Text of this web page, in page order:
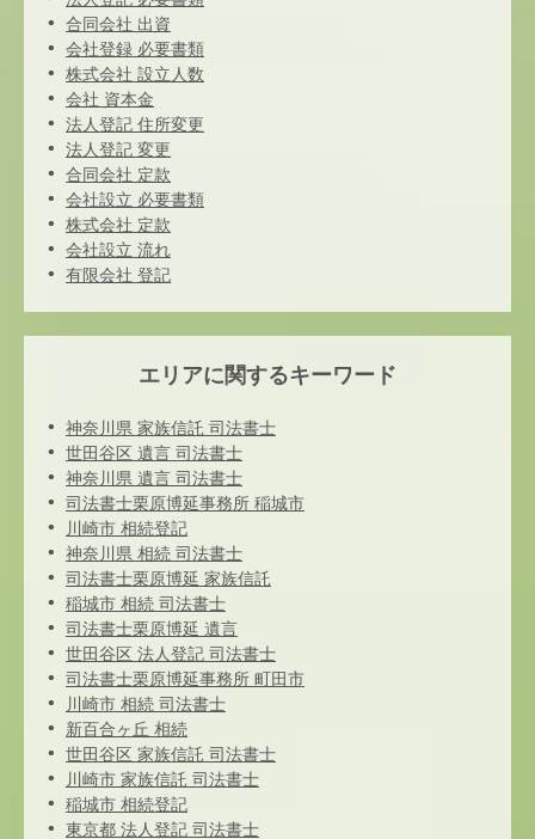
合同会社 出資
会社登録 必要書類
株式会社 設立人数
会社 資本金
法人登記 住所変更
法人登記 変更
合同会社 定款
会社設立 必要書類
株式会社 定款
会社設立 流れ
有限会社 登記
エリアに関するキーワード
神奈川県 家族信託 司法書士
世田谷区 遺言 司法書士
神奈川県 遺言 司法書士
司法書士栗原博延事務所 稲城市
川崎市 相続登記
神奈川県 相続 司法書士
司法書士栗原博延 家族信託
稲城市 相続 司法書士
司法書士栗原博延 遺言
世田谷区 法人登記 司法書士
司法書士栗原博延事務所 町田市
川崎市 相続 司法書士
新百合ヶ丘 相続
世田谷区 家族信託 司法書士
川崎市 家族信託 司法書士
稲城市 相続登記
東京都 法人登記 司法書士